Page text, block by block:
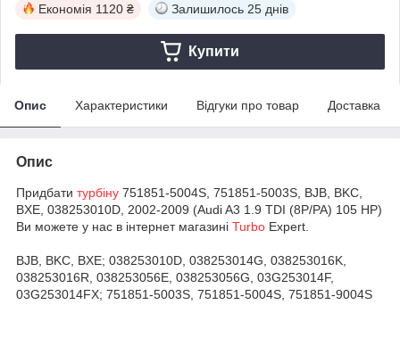
Економія 1120 ₴ Залишилось 25 днів
Купити
Опис Характеристики Відгуки про товар Доставка
Опис
Придбати турбіну 751851-5004S, 751851-5003S, BJB, BKC,
BXE, 038253010D, 2002-2009 (Audi A3 1.9 TDI (8P/PA) 105 HP)
Ви можете у нас в інтернет магазині Turbo Expert.
BJB, BKC, BXE; 038253010D, 038253014G, 038253016K,
038253016R, 038253056E, 038253056G, 03G253014F,
03G253014FX; 751851-5003S, 751851-5004S, 751851-9004S